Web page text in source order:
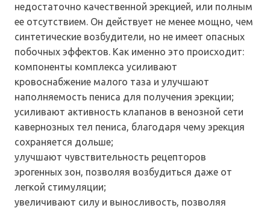
недостаточно качественной эрекцией, или полным
ее отсутствием. Он действует не менее мощно, чем
синтетические возбудители, но не имеет опасных
побочных эффектов. Как именно это происходит:
компоненты комплекса усиливают
кровоснабжение малого таза и улучшают
наполняемость пениса для получения эрекции;
усиливают активность клапанов в венозной сети
кавернозных тел пениса, благодаря чему эрекция
сохраняется дольше;
улучшают чувствительность рецепторов
эрогенных зон, позволяя возбудиться даже от
легкой стимуляции;
увеличивают силу и выносливость, позволяя